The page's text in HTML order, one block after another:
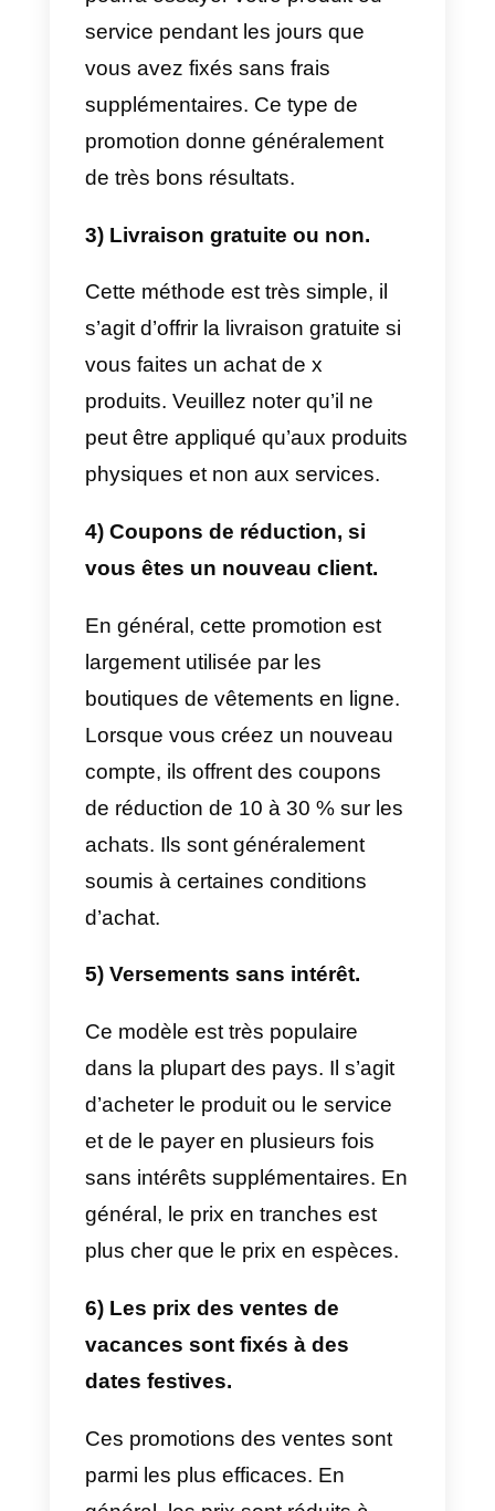
identifient. Cela peut ressembler
une copie aux yeux du client, ce
qui est contre-productif en
de vente et affecte les résultats
de votre stratégie de vente. C’est
savoir quand réaliser ce type
d’action marketing.
8 exemples de promotion
pour conclure des ventes
Après avoir compris ce que sont
avantages et inconvénients et
comment ils peuvent aider votre
stratégie de marketing et de
vente. Nous vous présentons
conclure des ventesen 2022.
1) Ventes rapides ou limitées
dans le temps.
Il s’agit de promotions des ventes
où le temps est essentiel et la
En général, un produit ou un
service est proposé à un prix
beaucoup plus bas que
d’habitude pendant une courte
période (1, 2 ou 3 heures
maximum).
ou de produits.